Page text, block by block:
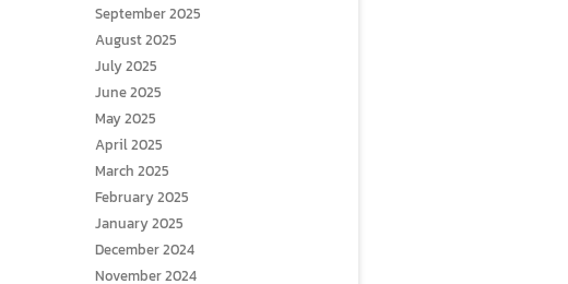
September 2025
August 2025
July 2025
June 2025
May 2025
April 2025
March 2025
February 2025
January 2025
December 2024
November 2024